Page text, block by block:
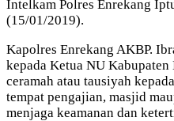
Intelkam Polres Enrekang
(15/01/2019).
Kapolres Enrekang AKBP.
kepada Ketua NU
ceramah atau tausiyah
tempat pengajian, masjid
menjaga keamanan dan